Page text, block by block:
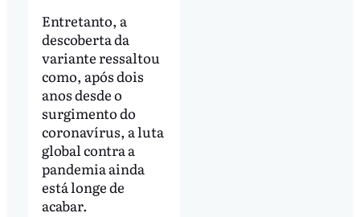
Entretanto, a
descoberta da
variante ressaltou
como, após dois
anos desde o
surgimento do
coronavírus, a luta
global contra a
pandemia ainda
está longe de
acabar.